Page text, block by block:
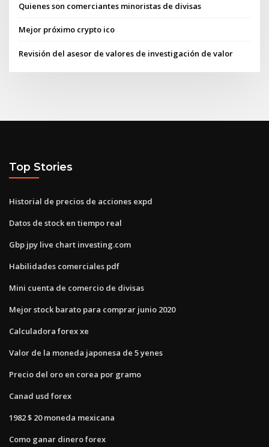
Quienes son comerciantes minoristas de divisas
Mejor próximo crypto ico
Revisión del asesor de valores de investigación de valor
Top Stories
Historial de precios de acciones expd
Datos de stock en tiempo real
Gbp jpy live chart investing.com
Habilidades comerciales pdf
Mini cuenta de comercio de divisas
Mejor stock barato para comprar junio 2020
Calculadora forex xe
Valor de la moneda japonesa de 5 yenes
Precio del oro en corea por gramo
Canad usd forex
1982 $ 20 moneda mexicana
Como ganar dinero forex